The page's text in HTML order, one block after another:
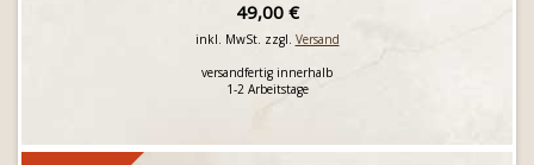
49,00 €
inkl. MwSt. zzgl. Versand
versandfertig innerhalb
1-2 Arbeitstage